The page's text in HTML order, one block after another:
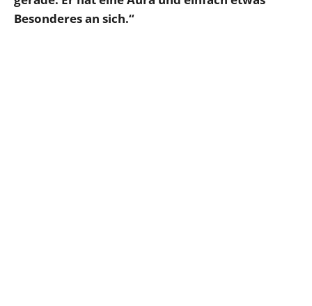
Besonderes an sich.“